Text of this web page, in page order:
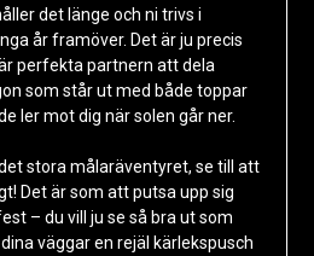
det länge och ni trivs i
år framöver. Det är ju precis
perfekta partnern att dela
som står ut med både toppar
ler mot dig när solen går ner.
stora målaräventyret, se till att
Det är som att putsa upp sig
– du vill ju se så bra ut som
väggar en rejäl kärlekspusch